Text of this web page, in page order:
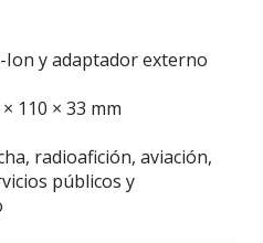
y adaptador externo
110 × 33 mm
radioafición, aviación,
públicos y